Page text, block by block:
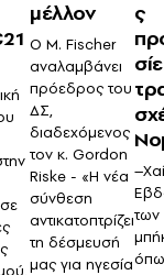
μέλλον
Ο M. Fischer
αναλαμβάνει
πρόεδρος του
ΔΣ,
διαδεχόμενος
τον κ. Gordon
Riske - «Η νέα
σύνθεση
αντικατοπτρίζει
τη δέσμευσή
μας για ηγεσία
ς